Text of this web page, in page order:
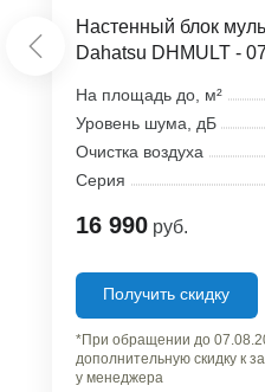
Настенный блок
Dahatsu DHMULT - 07
На площадь до, м²
Уровень шума, дБ
Очистка воздуха
Серия
16 990 руб.
Получить скидку
*При обращении до
дополнительную скидку к
у менеджера